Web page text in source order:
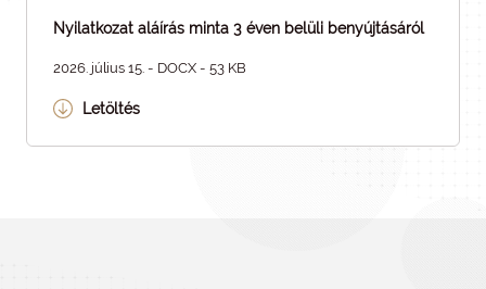
Nyilatkozat aláírás minta 3 éven belüli benyújtásáról
2026. július 15. - DOCX - 53 KB
Letöltés